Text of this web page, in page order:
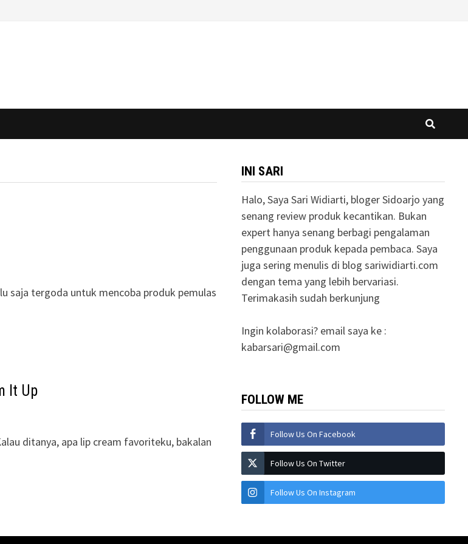
saja tergoda untuk mencoba produk pemulas
It Up
ditanya, apa lip cream favoriteku, bakalan
INI SARI
Halo, Saya Sari Widiarti, bloger Sidoarjo yang
senang review produk kecantikan. Bukan
expert hanya senang berbagi pengalaman
penggunaan produk kepada pembaca. Saya
juga sering menulis di blog sariwidiarti.com
dengan tema yang lebih bervariasi.
Terimakasih sudah berkunjung
Ingin kolaborasi? email saya ke :
kabarsari@gmail.com
FOLLOW ME
Follow Us On Facebook
Follow Us On Twitter
Follow Us On Instagram